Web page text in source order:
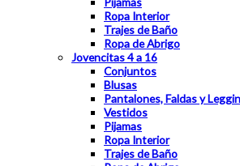
Ropa Interior
Trajes de Baño
Ropa de Abrigo
Jovencitas 4 a 16
Conjuntos
Blusas
Pantalones, Faldas y
Vestidos
Pijamas
Ropa Interior
Trajes de Baño